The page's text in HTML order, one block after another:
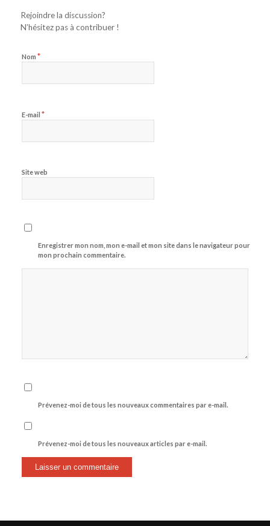
Rejoindre la discussion?
N’hésitez pas à contribuer !
Nom *
E-mail *
Site web
Enregistrer mon nom, mon e-mail et mon site dans le navigateur pour
mon prochain commentaire.
Prévenez-moi de tous les nouveaux commentaires par e-mail.
Prévenez-moi de tous les nouveaux articles par e-mail.